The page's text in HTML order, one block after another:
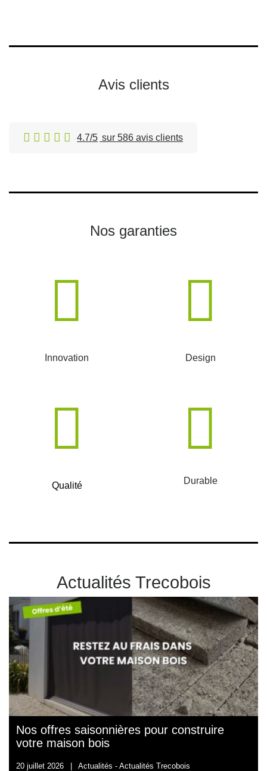
Avis clients
4.7/5 sur 586 avis clients
Nos garanties
Innovation Design
Qualité Durable
Actualités Trecobois
Nos offres saisonnières pour construire
votre maison bois
20 juillet 2026 | Actualités - Actualités Trecobois